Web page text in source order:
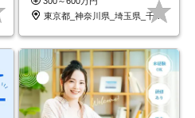
東京都_神奈川県_埼玉県_千葉県_大阪府…